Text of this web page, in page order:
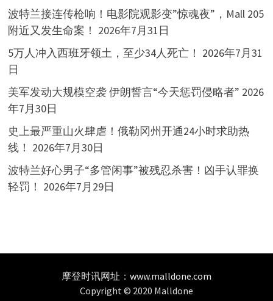
波特兰接连传枪响！电影院观影变”惊魂夜”，Mall 205
附近又发生命案！ 2026年7月31日
5万人冲入西班牙领土，至少34人死亡！ 2026年7月31
日
美军发动大规模空袭 伊朗誓言“今天惩罚侵略者” 2026
年7月30日
史上最严重山火肆虐！俄勒冈州开通24小时求助热
线！ 2026年7月30日
波特兰好心男子“多管闲事”被残忍杀害！凶手认罪换
轻罚！ 2026年7月29日
摩登时讯网址： www.malldone.com
Copyright © 2020 Malldone